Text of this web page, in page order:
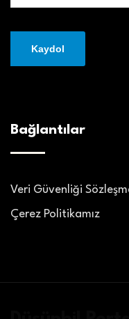
Bağlantılar
Veri Güvenliği
Çerez Politikamız